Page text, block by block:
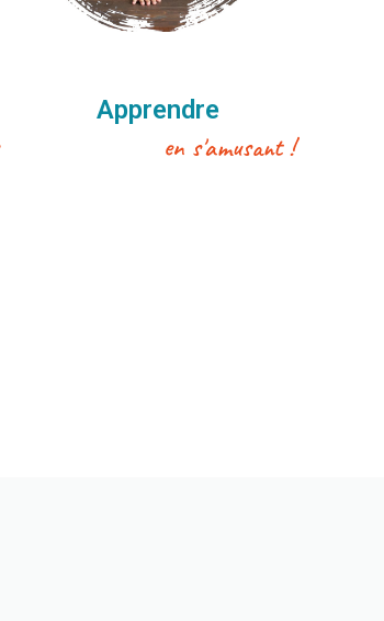
Apprendre
en s'amusant !